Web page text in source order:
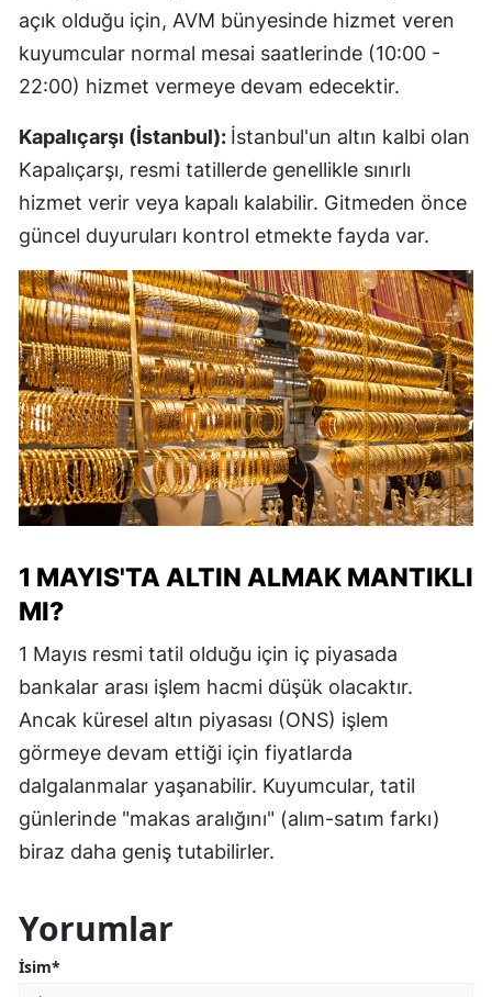
açık olduğu için, AVM bünyesinde hizmet veren
kuyumcular normal mesai saatlerinde (10:00 -
22:00) hizmet vermeye devam edecektir.
Kapalıçarşı (İstanbul): İstanbul'un altın kalbi olan
Kapalıçarşı, resmi tatillerde genellikle sınırlı
hizmet verir veya kapalı kalabilir. Gitmeden önce
güncel duyuruları kontrol etmekte fayda var.
1 MAYIS'TA ALTIN ALMAK MANTIKLI
MI?
1 Mayıs resmi tatil olduğu için iç piyasada
bankalar arası işlem hacmi düşük olacaktır.
Ancak küresel altın piyasası (ONS) işlem
görmeye devam ettiği için fiyatlarda
dalgalanmalar yaşanabilir. Kuyumcular, tatil
günlerinde "makas aralığını" (alım-satım farkı)
biraz daha geniş tutabilirler.
Yorumlar
İsim*